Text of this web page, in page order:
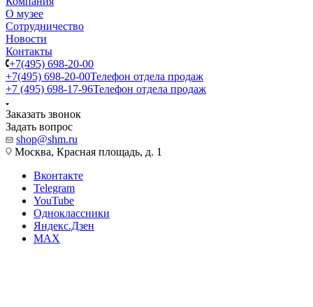
О музее
Сотрудничество
Новости
Контакты
+7(495) 698-20-00
+7(495) 698-20-00Телефон отдела продаж
+7 (495) 698-17-96Телефон отдела продаж
Заказать звонок
Задать вопрос
shop@shm.ru
Москва, Красная площадь, д. 1
Вконтакте
Telegram
YouTube
Одноклассники
Яндекс.Дзен
MAX